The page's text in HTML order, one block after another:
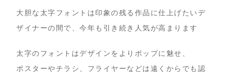
大胆な太字フォントは印象の残る作品に仕上げたいデ
ザイナーの間で、今年も引き続き人気が高まります
太字のフォントはデザインをよりポップに魅せ、
ポスターやチラシ、フライヤーなどは遠くからでも認